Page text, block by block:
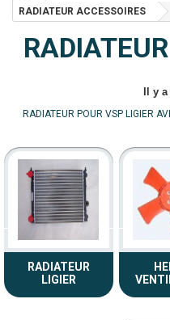
RADIATEUR ACCESSOIRES
Il y
RADIATEUR POUR VSP LIGIER
RADIATEUR
LIGIER